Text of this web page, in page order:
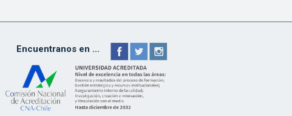
Encuentranos en ...